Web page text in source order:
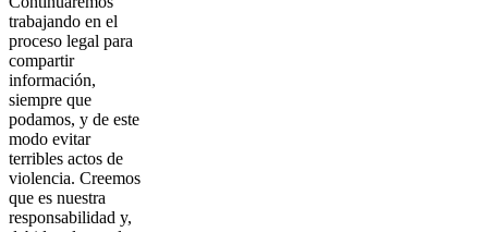
trabajando en el
proceso legal para
compartir
información,
siempre que
podamos, y de este
modo evitar
terribles actos de
violencia. Creemos
que es nuestra
responsabilidad y,